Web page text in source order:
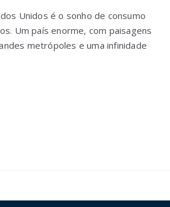
Unidos é o sonho de consumo
Um país enorme, com paisagens
metrópoles e uma infinidade